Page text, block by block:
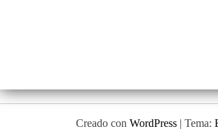
Creado con WordPress | Tema: